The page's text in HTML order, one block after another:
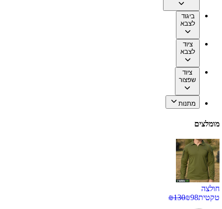
ביגוד
לצבא
ציוד
לצבא
ציוד
שפצור
מתנות
מומלצים
חולצה
טקטית
₪98
₪130